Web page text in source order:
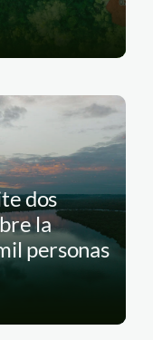
dos
la
personas